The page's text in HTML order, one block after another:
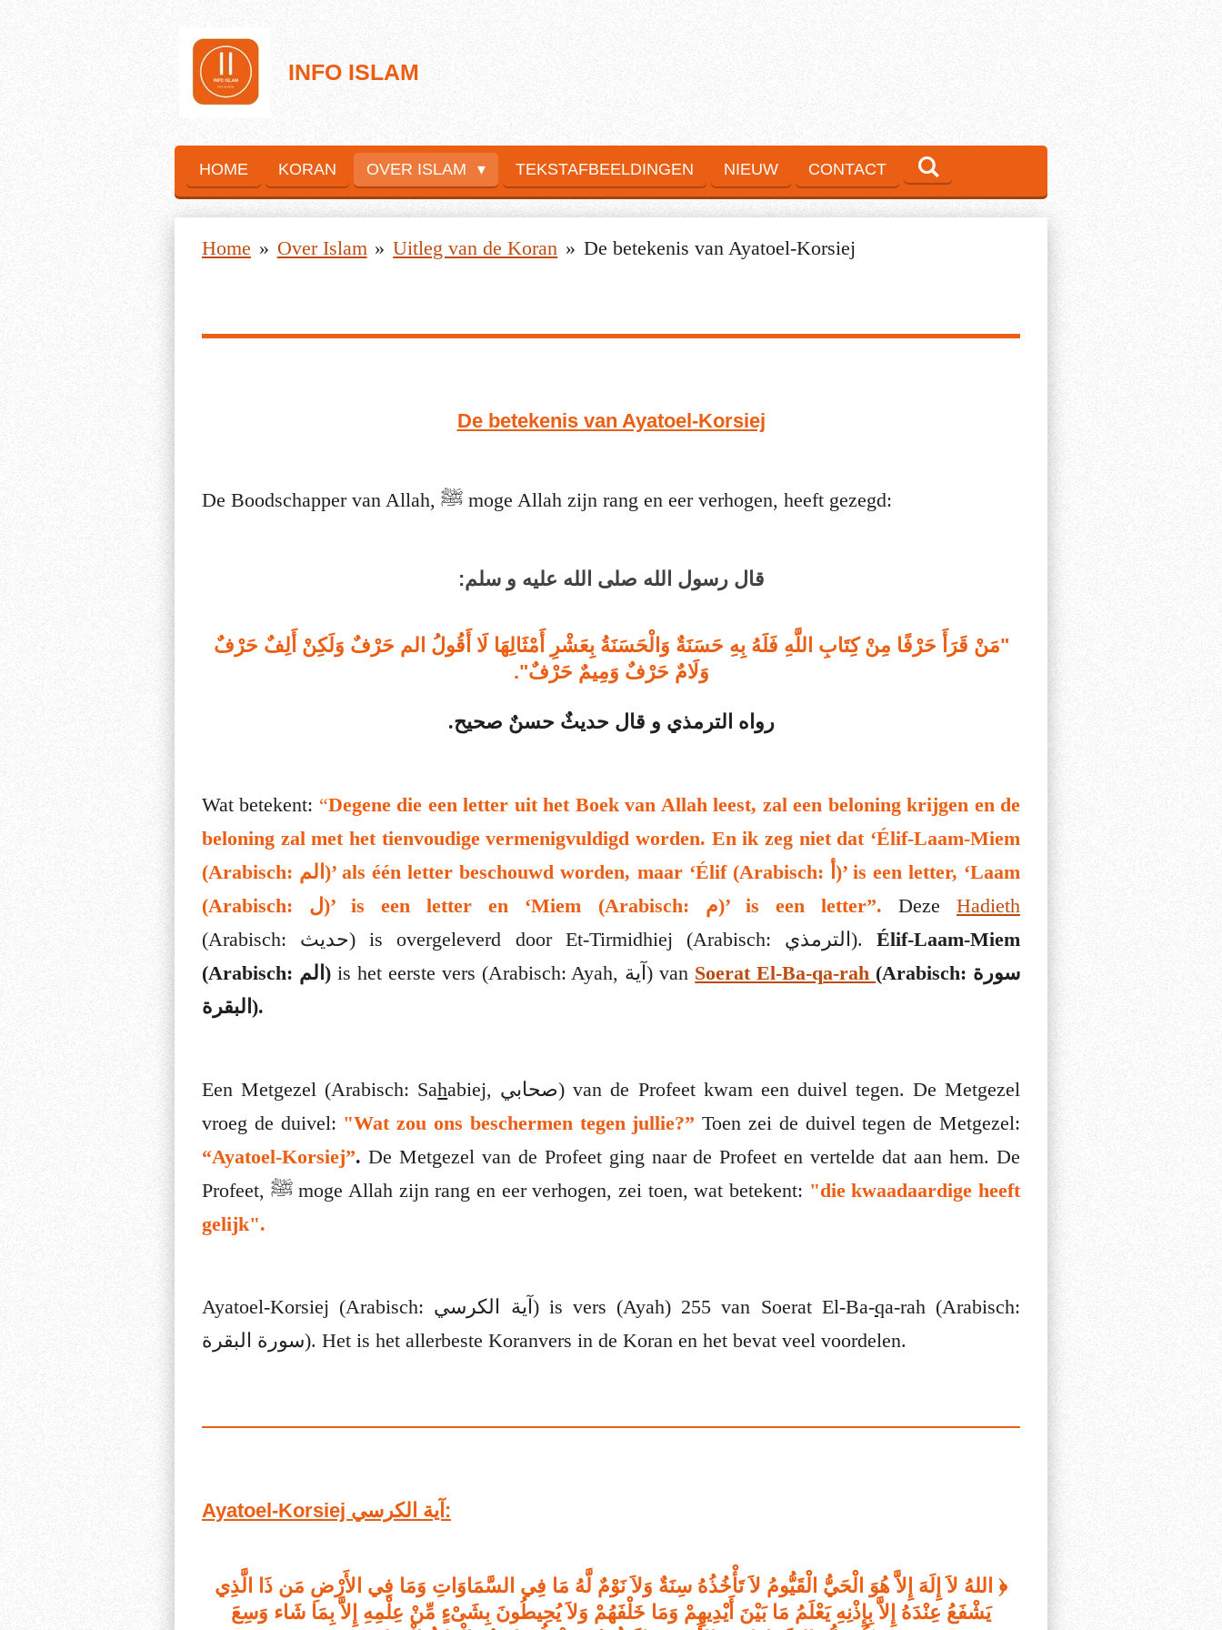
INFO ISLAM
HOME KORAN OVER ISLAM TEKSTAFBEELDINGEN NIEUW CONTACT
Home » Over Islam » Uitleg van de Koran » De betekenis van Ayatoel-Korsiej
De betekenis van Ayatoel-Korsiej
De Boodschapper van Allah, ﷺ moge Allah zijn rang en eer verhogen, heeft gezegd:
قال رسول الله صلى الله عليه و سلم:
"مَنْ قَرَأَ حَرْفًا مِنْ كِتَابِ اللَّهِ فَلَهُ بِهِ حَسَنَةٌ وَالْحَسَنَةُ بِعَشْرِ أَمْثَالِهَا لَا أَقُولُ الم حَرْفٌ وَلَكِنْ أَلِفٌ حَرْفٌ
وَلَامٌ حَرْفٌ وَمِيمٌ حَرْفٌ".
رواه الترمذي و ‏قال حديثٌ حسنٌ صحيح.
Wat betekent: “Degene die een letter uit het Boek van Allah leest, zal een beloning krijgen en de
beloning zal met het tienvoudige vermenigvuldigd worden. En ik zeg niet dat ‘Élif-Laam-Miem
(Arabisch: الم)’ als één letter beschouwd worden, maar ‘Élif (Arabisch: أ)’ is een letter, ‘Laam
(Arabisch: ل)’ is een letter en ‘Miem (Arabisch: م)’ is een letter”.
DezeHadieth
(Arabisch: حديث ) is overgeleverd door Et-Tirmidhiej (Arabisch: الترمذي). Élif-Laam-Miem
(Arabisch: الم )is het eerste vers (Arabisch: Ayah, آية) van Soerat El-Ba-qa-rah (Arabisch: سورة
البقرة ).
Een Metgezel (Arabisch: Sahabiej, صحابي) van de Profeet kwam een duivel tegen. De Metgezel
vroeg de duivel: "Wat zou ons beschermen tegen jullie?” Toen zei de duivel tegen de Metgezel:
“Ayatoel-Korsiej”. De Metgezel van de Profeet ging naar de Profeet en vertelde dat aan hem. De
Profeet, ﷺ moge Allah zijn rang en eer verhogen, zei toen, wat betekent: "die kwaadaardige heeft
gelijk".
Ayatoel-Korsiej (Arabisch: آية الكرسي) is vers (Ayah) 255 van Soerat El-Ba-qa-rah (Arabisch:
سورة البقرة). Het is het allerbeste Koranvers in de Koran en het bevat veel voordelen.
Ayatoel-Korsiej آية الكرسي:
﴿ اللهُ لاَ إِلَهَ إِلاَّ هُوَ الْحَيُّ الْقَيُّومُ لاَ تَأْخُذُهُ سِنَةٌ وَلاَ نَوْمٌ لَّهُ مَا فِي السَّمَاوَاتِ وَمَا فِي الأَرْضِ مَن ذَا الَّذِي
يَشْفَعُ عِنْدَهُ إِلاَّ بِإِذْنِهِ يَعْلَمُ مَا بَيْنَ أَيْدِيهِمْ وَمَا خَلْفَهُمْ وَلاَ يُحِيطُونَ بِشَىْءٍ مِّنْ عِلْمِهِ إِلاَّ بِمَا شَاء وَسِعَ